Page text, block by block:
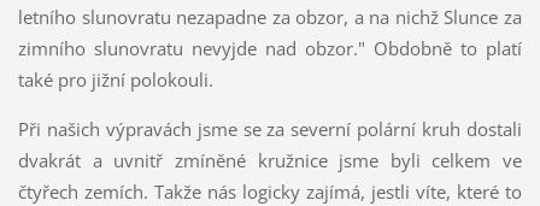
letního slunovratu nezapadne za obzor, a na nichž Slunce za
zimního slunovratu nevyjde nad obzor." Obdobně to platí
také pro jižní polokouli.
Při našich výpravách jsme se za severní polární kruh dostali
dvakrát a uvnitř zmíněné kružnice jsme byli celkem ve
čtyřech zemích. Takže nás logicky zajímá, jestli víte, které to